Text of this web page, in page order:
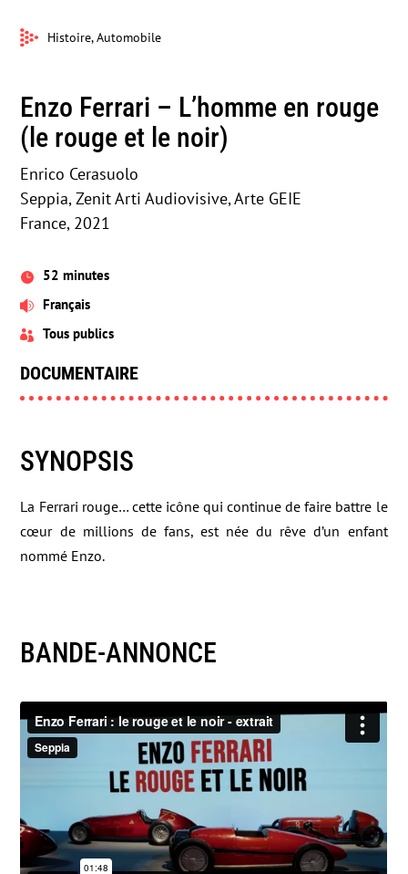
Histoire, Automobile
Enzo Ferrari – L’homme en rouge
(le rouge et le noir)
Enrico Cerasuolo
Seppia, Zenit Arti Audiovisive, Arte GEIE
France, 2021
 52 minutes
 Français
 Tous publics
DOCUMENTAIRE
SYNOPSIS
La Ferrari rouge… cette icône qui continue de faire battre le
cœur de millions de fans, est née du rêve d’un enfant
nommé Enzo.
BANDE-ANNONCE